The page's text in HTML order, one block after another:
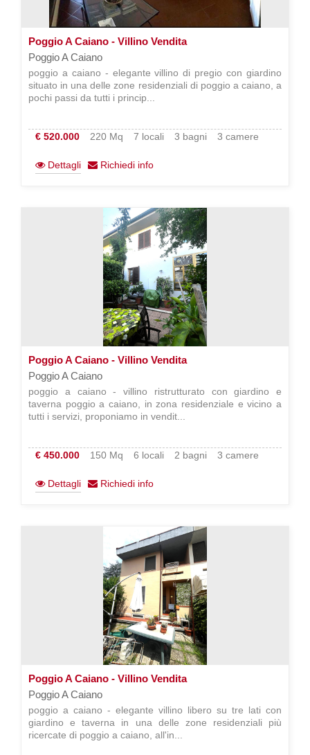
Poggio A Caiano - Villino Vendita
Poggio A Caiano
poggio a caiano - elegante villino di pregio con giardino
situato in una delle zone residenziali di poggio a caiano, a
pochi passi da tutti i princip...
€ 520.000 220 Mq 7 locali 3 bagni 3 camere
Dettagli Richiedi info
Poggio A Caiano - Villino Vendita
Poggio A Caiano
poggio a caiano - villino ristrutturato con giardino e
taverna poggio a caiano, in zona residenziale e vicino a
tutti i servizi, proponiamo in vendit...
€ 450.000 150 Mq 6 locali 2 bagni 3 camere
Dettagli Richiedi info
Poggio A Caiano - Villino Vendita
Poggio A Caiano
poggio a caiano - elegante villino libero su tre lati con
giardino e taverna in una delle zone residenziali più
ricercate di poggio a caiano, all'in...